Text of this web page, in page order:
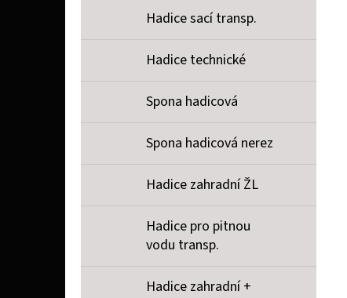
Hadice sací transp.
Hadice technické
Spona hadicová
Spona hadicová nerez
Hadice zahradní ŽL
Hadice pro pitnou
vodu transp.
Hadice zahradní +